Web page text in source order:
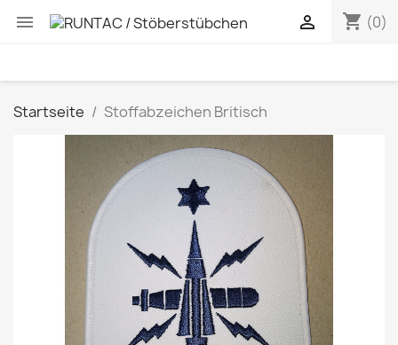
 shopping_cart (0)

Startseite Stoffabzeichen Britisch